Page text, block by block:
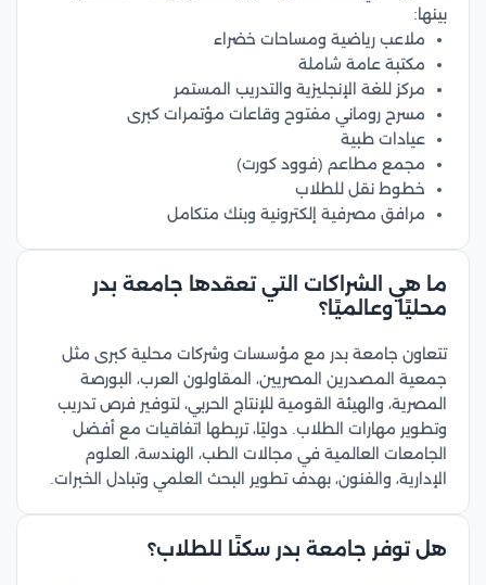
بينها:
ملاعب رياضية ومساحات خضراء
مكتبة عامة شاملة
مركز للغة الإنجليزية والتدريب المستمر
مسرح روماني مفتوح وقاعات مؤتمرات كبرى
عيادات طبية
مجمع مطاعم (فوود كورت)
خطوط نقل للطلاب
مرافق مصرفية إلكترونية وبنك متكامل
ما هي الشراكات التي تعقدها جامعة بدر
محليًا وعالميًا؟
تتعاون جامعة بدر مع مؤسسات وشركات محلية كبرى مثل
جمعية المصدرين المصريين، المقاولون العرب، البورصة
المصرية، والهيئة القومية للإنتاج الحربي، لتوفير فرص تدريب
وتطوير مهارات الطلاب. دوليًا، تربطها اتفاقيات مع أفضل
الجامعات العالمية في مجالات الطب، الهندسة، العلوم
الإدارية، والفنون، بهدف تطوير البحث العلمي وتبادل الخبرات.
هل توفر جامعة بدر سكنًا للطلاب؟